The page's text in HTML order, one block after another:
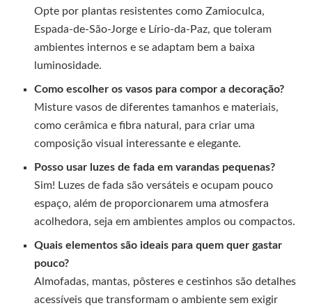
Opte por plantas resistentes como Zamioculca,
Espada-de-São-Jorge e Lírio-da-Paz, que toleram
ambientes internos e se adaptam bem a baixa
luminosidade.
Como escolher os vasos para compor a decoração?
Misture vasos de diferentes tamanhos e materiais,
como cerâmica e fibra natural, para criar uma
composição visual interessante e elegante.
Posso usar luzes de fada em varandas pequenas?
Sim! Luzes de fada são versáteis e ocupam pouco
espaço, além de proporcionarem uma atmosfera
acolhedora, seja em ambientes amplos ou compactos.
Quais elementos são ideais para quem quer gastar
pouco?
Almofadas, mantas, pôsteres e cestinhos são detalhes
acessíveis que transformam o ambiente sem exigir